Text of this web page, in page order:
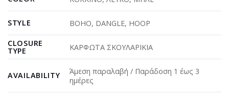
STYLE BOHO, DANGLE, HOOP
CLOSURE
TYPE ΚΑΡΦΩΤΑ ΣΚΟΥΛΑΡΙΚΙΑ
AVAILABILITY
Άμεση παραλαβή / Παράδοση 1 έως 3
ημέρες